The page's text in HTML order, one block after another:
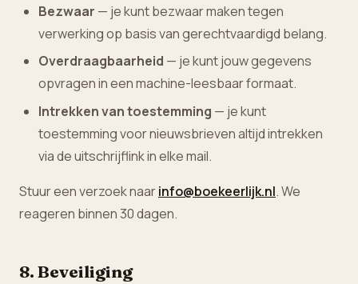
Bezwaar — je kunt bezwaar maken tegen
verwerking op basis van gerechtvaardigd belang.
Overdraagbaarheid — je kunt jouw gegevens
opvragen in een machine-leesbaar formaat.
Intrekken van toestemming — je kunt
toestemming voor nieuwsbrieven altijd intrekken
via de uitschrijflink in elke mail.
Stuur een verzoek naarinfo@boekeerlijk.nl. We
reageren binnen 30 dagen.
8. Beveiliging